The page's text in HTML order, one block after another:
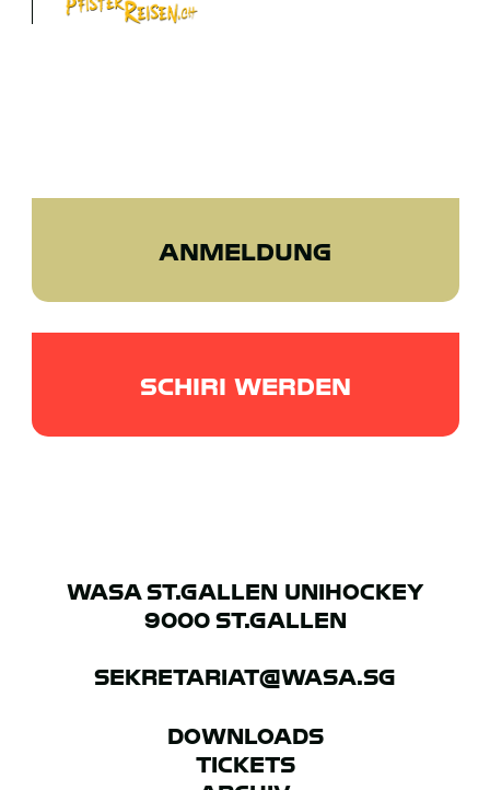
ANMELDUNG
PROBETRAINING
SCHIRI WERDEN
WASA ST.GALLEN UNIHOCKEY
9000 ST.GALLEN
SEKRETARIAT@WASA.SG
DOWNLOADS
TICKETS